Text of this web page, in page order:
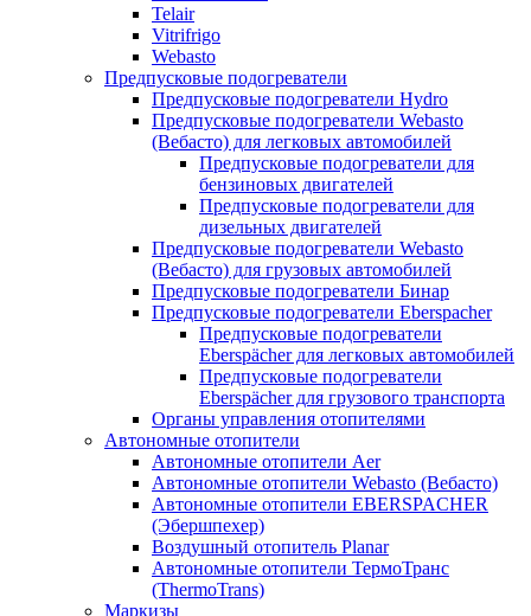
Telair
Vitrifrigo
Webasto
Предпусковые подогреватели
Предпусковые подогреватели Hydro
Предпусковые подогреватели Webasto
(Вебасто) для легковых автомобилей
Предпусковые подогреватели для
бензиновых двигателей
Предпусковые подогреватели для
дизельных двигателей
Предпусковые подогреватели Webasto
(Вебасто) для грузовых автомобилей
Предпусковые подогреватели Бинар
Предпусковые подогреватели Eberspacher
Предпусковые подогреватели
Eberspächer для легковых автомобилей
Предпусковые подогреватели
Eberspächer для грузового транспорта
Органы управления отопителями
Автономные отопители
Автономные отопители Аer
Автономные отопители Webasto (Вебасто)
Автономные отопители EBERSPACHER
(Эбершпехер)
Воздушный отопитель Planar
Автономные отопители ТермоТранс
(ThermoTrans)
Маркизы